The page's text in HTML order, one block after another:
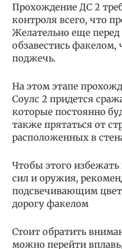
Прохождение ДС 2
контроля всего, что
Желательно еще
обзавестись факелом,
поджечь.
На этом этапе
Соулс 2 придется
которые постоянно
также прятаться от
расположенных в
Чтобы этого
сил и оружия,
подсвечивающим
дорогу факелом
Стоит обратить
можно перейти